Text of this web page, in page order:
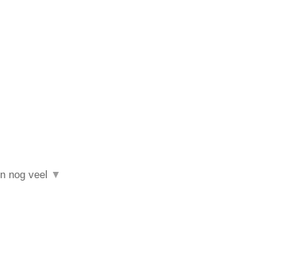
nog veel ▼